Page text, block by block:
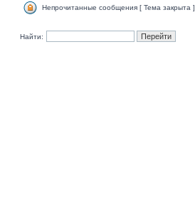
Непрочитанные сообщения [ Тема закрыта ]
Найти: